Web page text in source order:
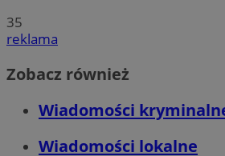
35
reklama
Zobacz również
Wiadomości
Wiadomości lokalne